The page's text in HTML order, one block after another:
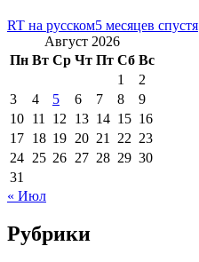
RT на русском5 месяцев спустя
Август 2026
Пн Вт Ср Чт Пт Сб Вс
1
2
3
4 5 6 7 8
9
10 11 12 13 14 15 16
17 18 19 20 21 22 23
24 25 26 27 28 29 30
31
« Июл
Рубрики